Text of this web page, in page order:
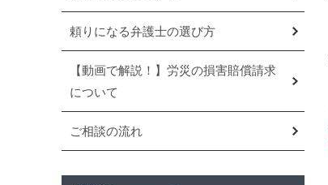
頼りになる弁護士の選び方
【動画で解説！】労災の損害賠償請求
について
ご相談の流れ